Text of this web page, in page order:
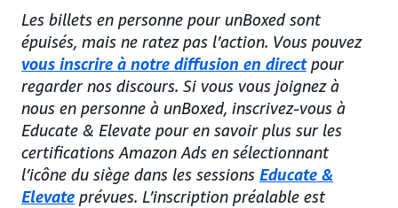
Les billets en personne pour unBoxed sont
épuisés, mais ne ratez pas l’action. Vous pouvez
vous inscrire à notre diffusion en directpour
regarder nos discours. Si vous vous joignez à
nous en personne à unBoxed, inscrivez-vous à
Educate & Elevate pour en savoir plus sur les
certifications Amazon Ads en sélectionnant
l’icône du siège dans les sessions Educate &
Elevate prévues. L’inscription préalable est